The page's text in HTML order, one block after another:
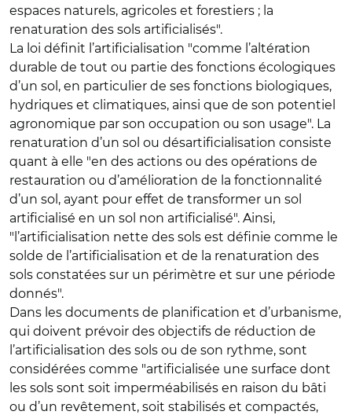
espaces naturels, agricoles et forestiers ; la
renaturation des sols artificialisés".
La loi définit l’artificialisation "comme l’altération
durable de tout ou partie des fonctions écologiques
d’un sol, en particulier de ses fonctions biologiques,
hydriques et climatiques, ainsi que de son potentiel
agronomique par son occupation ou son usage". La
renaturation d’un sol ou désartificialisation consiste
quant à elle "en des actions ou des opérations de
restauration ou d’amélioration de la fonctionnalité
d’un sol, ayant pour effet de transformer un sol
artificialisé en un sol non artificialisé". Ainsi,
"l’artificialisation nette des sols est définie comme le
solde de l’artificialisation et de la renaturation des
sols constatées sur un périmètre et sur une période
donnés".
Dans les documents de planification et d’urbanisme,
qui doivent prévoir des objectifs de réduction de
l’artificialisation des sols ou de son rythme, sont
considérées comme "artificialisée une surface dont
les sols sont soit imperméabilisés en raison du bâti
ou d’un revêtement, soit stabilisés et compactés,